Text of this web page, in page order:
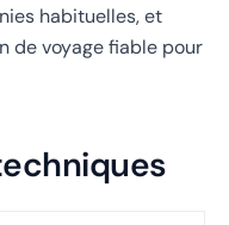
habituelles, et
de voyage fiable pour